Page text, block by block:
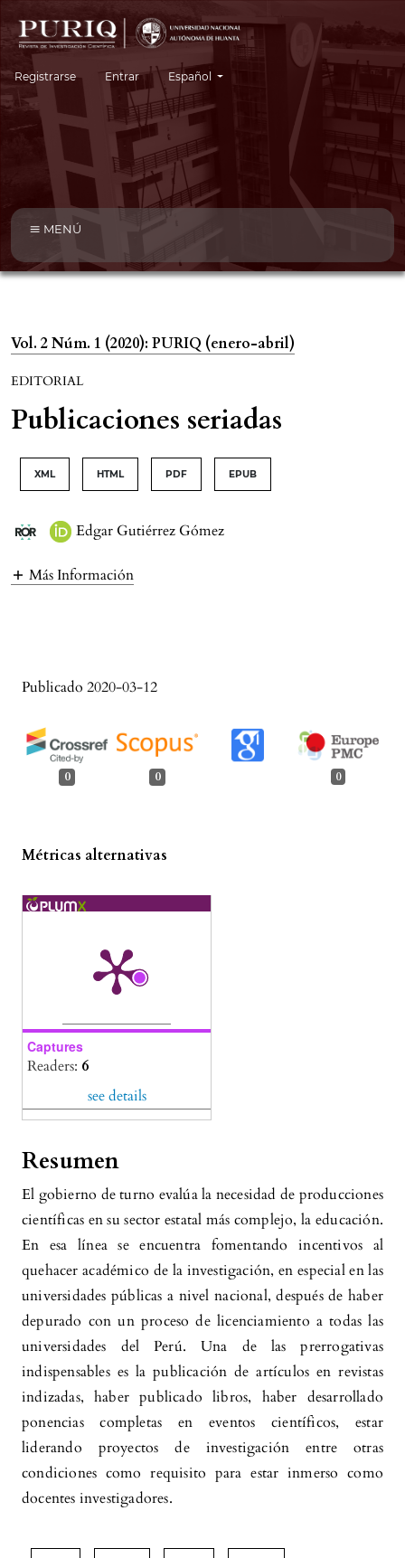
Registrarse Entrar Cambiar el idioma. El idioma actual es:
Español
MENÚ
Vol. 2 Núm. 1 (2020): PURIQ (enero-abril)
EDITORIAL
Publicaciones seriadas
XML HTML PDF EPUB
Edgar Gutiérrez Gómez
Más Información
Publicado 2020-03-12
0 0 0
Métricas alternativas
Captures
Readers: 6
see details
Resumen
El gobierno de turno evalúa la necesidad de producciones
científicas en su sector estatal más complejo, la educación.
En esa línea se encuentra fomentando incentivos al
quehacer académico de la investigación, en especial en las
universidades públicas a nivel nacional, después de haber
depurado con un proceso de licenciamiento a todas las
universidades del Perú. Una de las prerrogativas
indispensables es la publicación de artículos en revistas
indizadas, haber publicado libros, haber desarrollado
ponencias completas en eventos científicos, estar
liderando proyectos de investigación entre otras
condiciones como requisito para estar inmerso como
docentes investigadores.